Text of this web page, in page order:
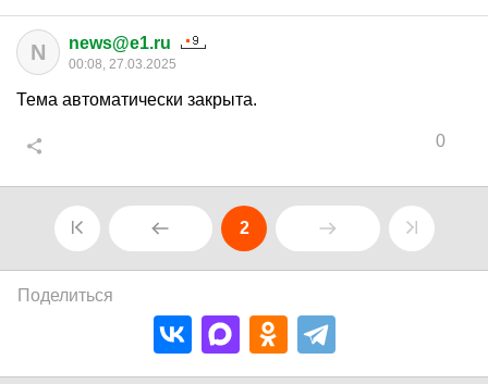
N news@e1.ru
00:08, 27.03.2025
Тема автоматически закрыта.
0
2
Поделиться